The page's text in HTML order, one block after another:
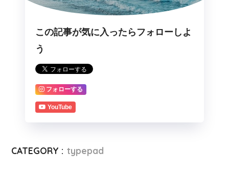
この記事が気に入ったらフォローしよ
う
フォローする
YouTube
CATEGORY : typepad